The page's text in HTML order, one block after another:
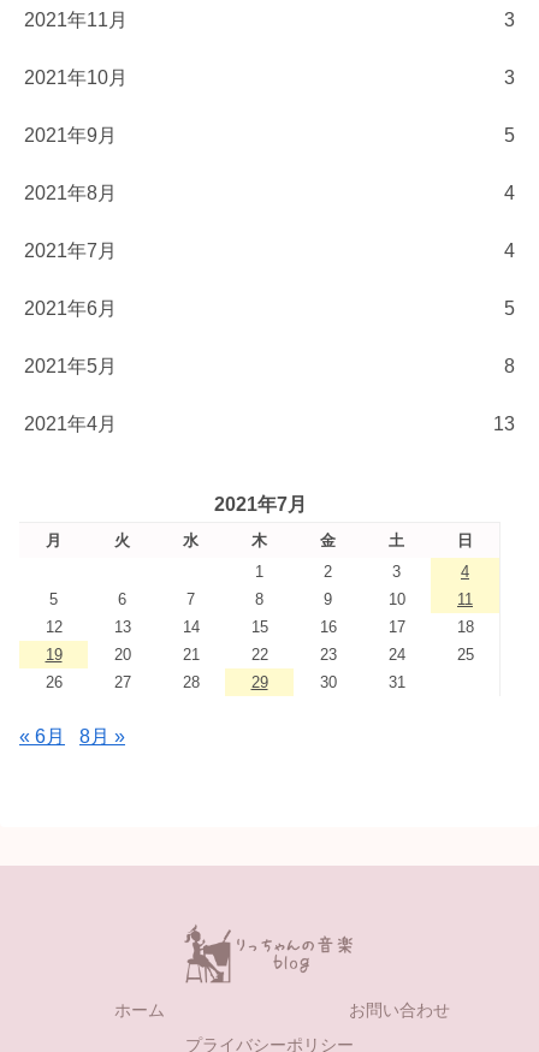
2021年11月 3
2021年10月 3
2021年9月 5
2021年8月 4
2021年7月 4
2021年6月 5
2021年5月 8
2021年4月 13
2021年7月
月 火 水 木 金 土
日
1
2 3
4
5
6 7 8 9 10
11
12
13 14 15 16 17
18
19
20 21 22 23 24
25
26
27 28 29 30 31
« 6月 8月 »
ホーム
お問い合わせ
プライバシーポリシー